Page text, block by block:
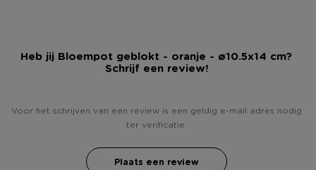
Heb jij Bloempot geblokt - oranje - ø10.5x14 cm?
Schrijf een review!
Voor het schrijven van een review is een geldig e-mail adres nodig
ter verificatie.
Plaats een review